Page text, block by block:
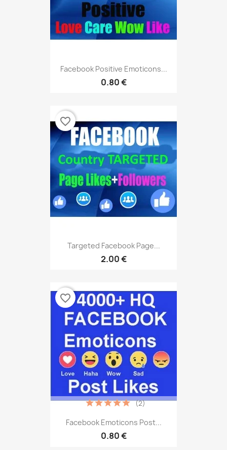
Facebook Positive Emoticons...
0.80 €
Targeted Facebook Page...
2.00 €
favorite_border
Facebook Emoticons Post...
0.80 €
(2)
favorite_border